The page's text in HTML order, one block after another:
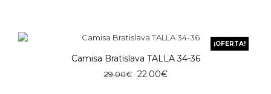
¡OFERTA!
Camisa Bratislava TALLA 34-36
29.00€
El
22.00€El